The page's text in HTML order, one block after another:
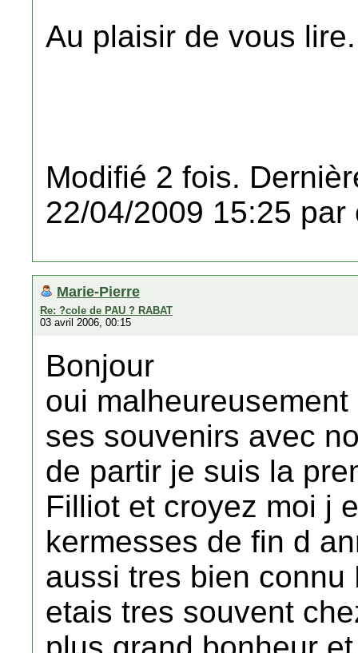
Au plaisir de vous lire.
Modifié 2 fois.
22/04/2009 15:25 par
Marie-Pierre
Re: ?cole de PAU ? RABAT
03 avril 2006, 00:15
Bonjour
oui
ses souvenirs avec
de partir je suis la
Filliot et croyez moi j
kermesses de fin d
aussi tres bien
etais tres souvent